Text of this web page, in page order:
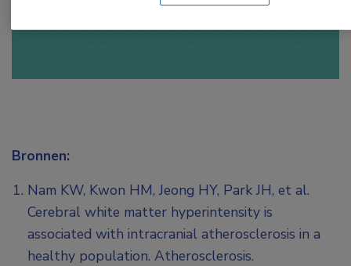
Bronnen:
Nam KW, Kwon HM, Jeong HY, Park JH, et al.
Cerebral white matter hyperintensity is
associated with intracranial atherosclerosis in a
healthy population. Atherosclerosis.